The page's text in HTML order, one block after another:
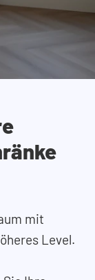
mit
Level.